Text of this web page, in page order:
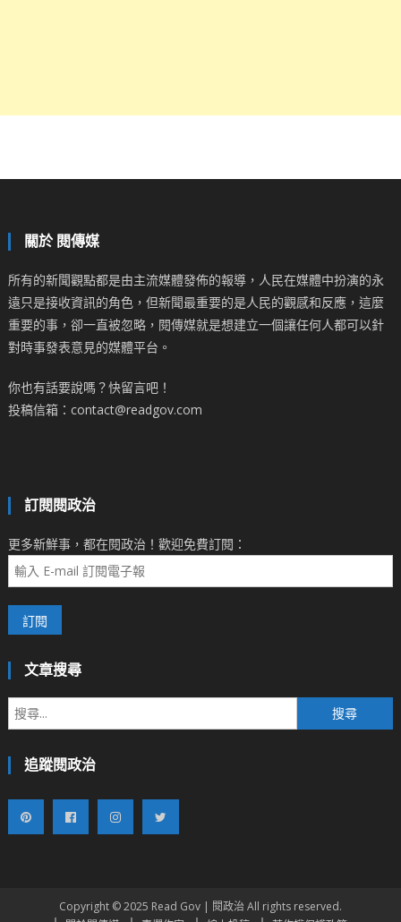
關於 閱傳媒
所有的新聞觀點都是由主流媒體發佈的報導，人民在媒體中扮演的永
遠只是接收資訊的角色，但新聞最重要的是人民的觀感和反應，這麼
重要的事，卻一直被忽略，閱傳媒就是想建立一個讓任何人都可以針
對時事發表意見的媒體平台。
你也有話要說嗎？快留言吧！
投稿信箱：contact@readgov.com
訂閱閱政治
更多新鮮事，都在閱政治！歡迎免費訂閱：
文章搜尋
尋
追蹤閱政治
Copyright © 2025 Read Gov | 閱政治 All rights reserved.